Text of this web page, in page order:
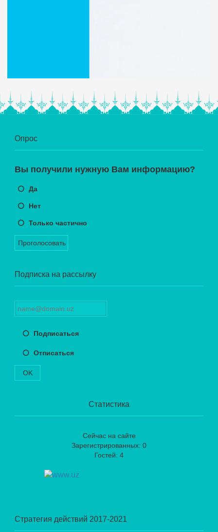
Опрос
Вы получили нужную Вам информацию?
Да
Нет
Только частично
Проголосовать
Подписка на рассылку
Подписаться
Отписаться
OK
Статистика
Сейчас на сайте
Зарегистрированных: 0
Гостей: 4
Стратегия действий 2017-2021